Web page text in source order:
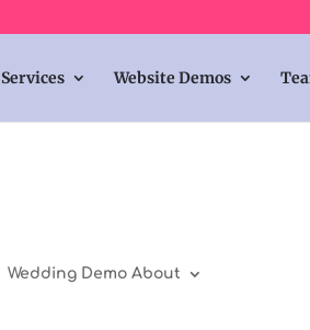
Services Website Demos
Wedding Demo About